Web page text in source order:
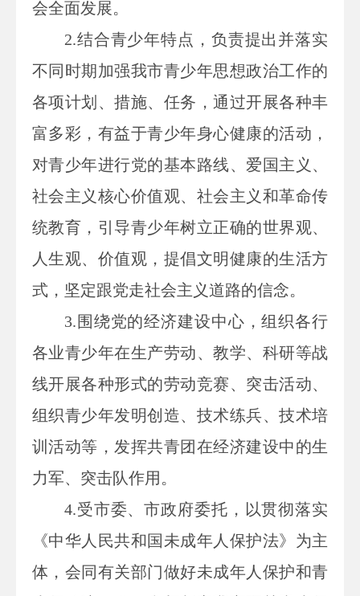
会全面发展。
2.结合青少年特点，负责提出并落实
不同时期加强我市青少年思想政治工作的
各项计划、措施、任务，通过开展各种丰
富多彩，有益于青少年身心健康的活动，
对青少年进行党的基本路线、爱国主义、
社会主义核心价值观、社会主义和革命传
统教育，引导青少年树立正确的世界观、
人生观、价值观，提倡文明健康的生活方
式，坚定跟党走社会主义道路的信念。
3. 围绕党的经济建设中心，组织各行
各业青少年在生产劳动、教学、科研等战
线开展各种形式的劳动竞赛、突击活动、
组织青少年发明创造、技术练兵、技术培
训活动等，发挥共青团在经济建设中的生
力军、突击队作用。
4.受市委、市政府委托，以贯彻落实
《中华人民共和国 未成年人保护法》为主
体，会同有关部门做好未成年人保护和青